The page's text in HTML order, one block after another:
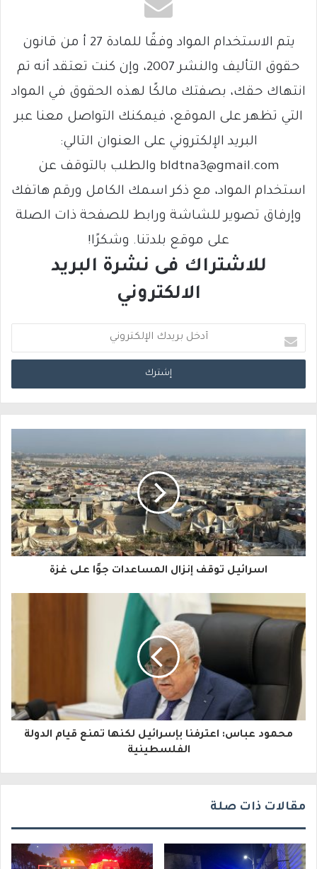
يتم الاستخدام المواد وفقًا للمادة 27 أ من قانون
حقوق التأليف والنشر 2007، وإن كنت تعتقد أنه تم
انتهاك حقك، بصفتك مالكًا لهذه الحقوق في المواد
التي تظهر على الموقع، فيمكنك التواصل معنا عبر
البريد الإلكتروني على العنوان التالي:
bldtna3@gmail.com والطلب بالتوقف عن
استخدام المواد، مع ذكر اسمك الكامل ورقم هاتفك
وإرفاق تصوير للشاشة ورابط للصفحة ذات الصلة
على موقع بلدتنا. وشكرًا!
للاشتراك فى نشرة البريد
الالكتروني
د
خ
ر
ي
د
ك
ا
إ
ل
ي
اسرائيل توقف إنزال المساعدات جوًا على غزة
محمود عباس: اعترفنا بإسرائيل لكنها تمنع قيام الدولة
الفلسطينية
مقالات ذات صلة